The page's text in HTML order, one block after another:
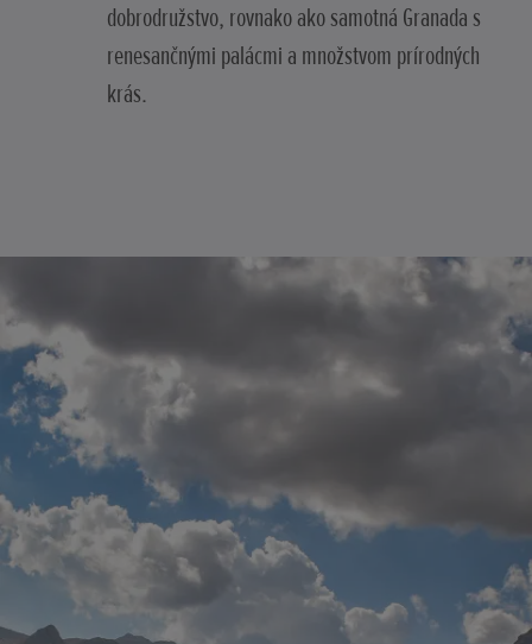
dobrodružstvo, rovnako ako samotná Granada s
renesančnými palácmi a množstvom prírodných
krás.